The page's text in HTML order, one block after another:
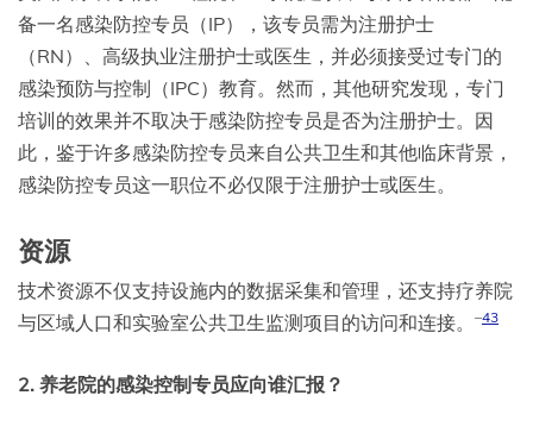
备一名感染防控专员（IP），该专员需为注册护士
（RN）、高级执业注册护士或医生，并必须接受过专门的
感染预防与控制（IPC）教育。然而，其他研究发现，专门
培训的效果并不取决于感染防控专员是否为注册护士。因
此，鉴于许多感染防控专员来自公共卫生和其他临床背景，
感染防控专员这一职位不必仅限于注册护士或医生。
资源
技术资源不仅支持设施内的数据采集和管理，还支持疗养院
与区域人口和实验室公共卫生监测项目的访问和连接。
–43
2. 养老院的感染控制专员应向谁汇报？